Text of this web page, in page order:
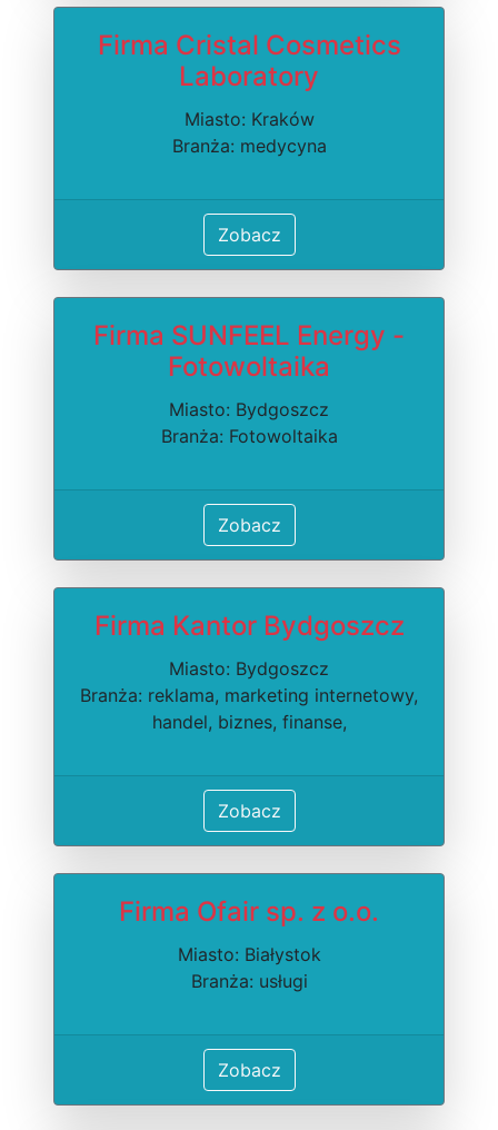
Firma Cristal Cosmetics
Laboratory
Miasto: Kraków
Branża: medycyna
Zobacz
Firma SUNFEEL Energy -
Fotowoltaika
Miasto: Bydgoszcz
Branża: Fotowoltaika
Zobacz
Firma Kantor Bydgoszcz
Miasto: Bydgoszcz
Branża: reklama, marketing internetowy,
handel, biznes, finanse,
Zobacz
Firma Ofair sp. z o.o.
Miasto: Białystok
Branża: usługi
Zobacz